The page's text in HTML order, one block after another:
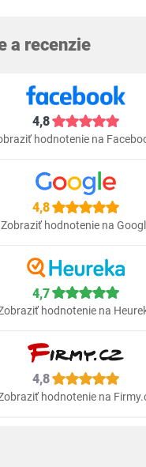
a recenzie
4,8
hodnotenie na
4,8
Zobraziť hodnotenie na
4,7
hodnotenie na
4,8
hodnotenie na